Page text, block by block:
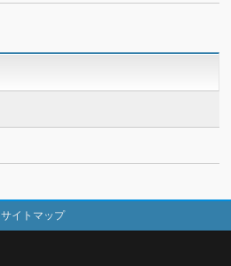
サイトマップ